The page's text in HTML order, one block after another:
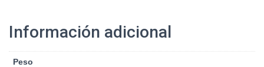
Información adicional
Peso